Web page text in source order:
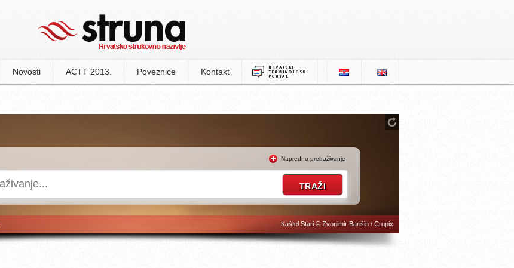
Novosti ACTT 2013. Poveznice Kontakt
Napredno pretraživanje
Kaštel Stari © Zvonimir Barišin / Cropix